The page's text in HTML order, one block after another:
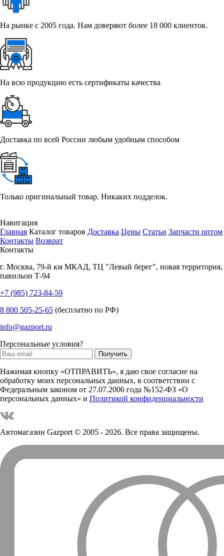
На рынке с 2005 года. Нам доверяют более 18 000 клиентов.
На всю продукцию есть сертификаты качества
Доставка по всей России любым удобным способом
Только оригинальный товар. Никаких подделок.
Навигация
Главная Каталог товаров Доставка Цены Статьи Запчасти оптом
Контакты Возврат
Контакты
г. Москва, 79-й км МКАД, ТЦ "Левый берег", новая территория,
павильон Т-94
+7 (985) 723-84-59
8 800 505-25-65 (бесплатно по РФ)
info@gazport.ru
Персональные условия?
Нажимая кнопку «ОТПРАВИТЬ», я даю свое согласие на
обработку моих персональных данных, в соответствии с
Федеральным законом от 27.07.2006 года №152-ФЗ «О
персональных данных» и Политикой конфиденциальности
Автомагазин Gazport© 2005 - 2026. Все права защищены.